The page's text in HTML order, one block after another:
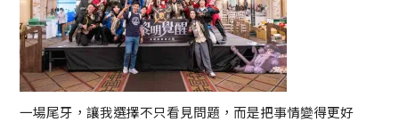
一場尾牙，讓我選擇不只看見問題，而是把事情變得更好